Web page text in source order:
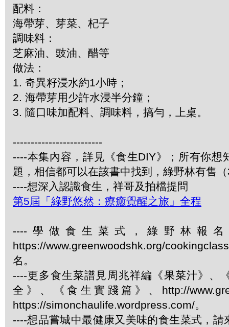
配料：
海帶芽、芽菜、杞子
調味料：
芝麻油、豉油、醋等
做法：
1. 奇異籽浸水約1小時；
2. 海帶芽用少許水浸半分鐘；
3. 隨口味加配料、調味料，搞勻，上桌。
-------------------------
----本集內容，詳見《食生DIY》；所有你想
題，相信都可以在該書中找到，綠野林有售
----想深入認識食生，祥哥及拍檔提問
第5屆「綠野悠然：療癒覺醒之旅」全程
----學做食生菜式，綠野林報
https://www.greenwoodshk.org/
名。
----更多食生菜譜見周兆祥編《果菜汁》、
全》、《食生實踐篇》、http://
https://simonchaulife.wordpress.com/。
----想品嘗城中最健康又美味的食生菜式，請